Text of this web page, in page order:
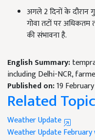
अगले 2 दिनों के दौरान
गोवा तटों पर अधिकतम
की संभावना है.
English Summary:
including Delhi-NCR,
Published on:19
Related
Weather Update
Weather Update